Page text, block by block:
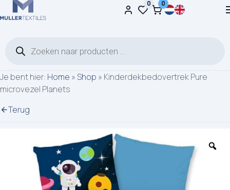
Ga naar de inhoud 0 0
Je bent hier: Home » Shop » Kinderdekbedovertrek Pure
microvezel Planets
Terug